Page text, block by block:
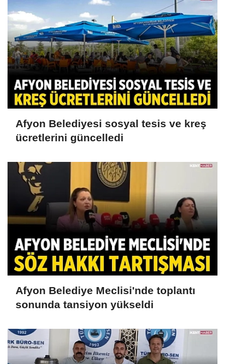
Afyon Belediyesi sosyal tesis ve kreş
ücretlerini güncelledi
Afyon Belediye Meclisi'nde toplantı
sonunda tansiyon yükseldi